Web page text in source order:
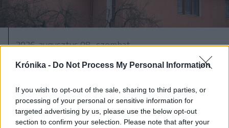
Krónika - Do Not Process My Personal Information
If you wish to opt-out of the sale, sharing to third parties, or
processing of your personal or sensitive information for
targeted advertising by us, please use the below opt-out
section to confirm your selection. Please note that after your
2026. augusztus 08., szombat
Sürgős adócsökkentésekkel
válságban a napelemesek